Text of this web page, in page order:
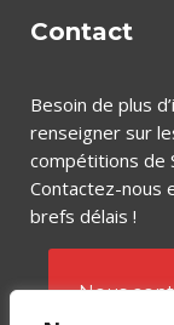
Contact
Besoin de plus
renseigner sur
compétitions de
Contactez-nous
brefs délais !
Nous